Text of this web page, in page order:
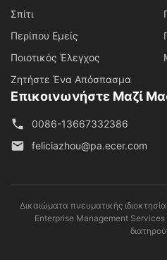
Σπίτι
Περίπου Εμείς
Ποιοτικός Έλεγχος
Ζητήστε Ένα Απόσπασμα
Επικοινωνήστε Μαζί
0086-13667332386
feliciazhou@pa.ecer.com
Δικαιώματα πνευματικής
Enterprise Management